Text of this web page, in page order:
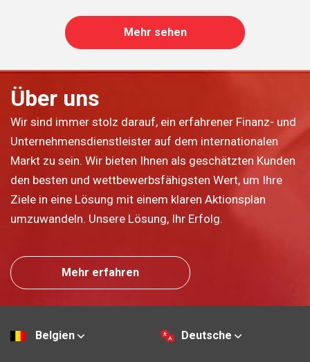
Mehr sehen
Über uns
Wir sind immer stolz darauf, ein erfahrener Finanz- und
Unternehmensdienstleister auf dem internationalen
Markt zu sein. Wir bieten Ihnen als geschätzten Kunden
den besten und wettbewerbsfähigsten Wert, um Ihre
Ziele in eine Lösung mit einem klaren Aktionsplan
umzuwandeln. Unsere Lösung, Ihr Erfolg.
Mehr erfahren
Belgien Deutsche